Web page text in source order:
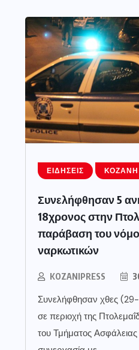
ΕΙΔΉΣΕΙΣ ΚΟΖΆΝΗ
Συνελήφθησαν 5
18χρονος στην
παράβαση του
ναρκωτικών
KOZANIPRESS
Συνελήφθησαν χθες
σε περιοχή της
του Τμήματος